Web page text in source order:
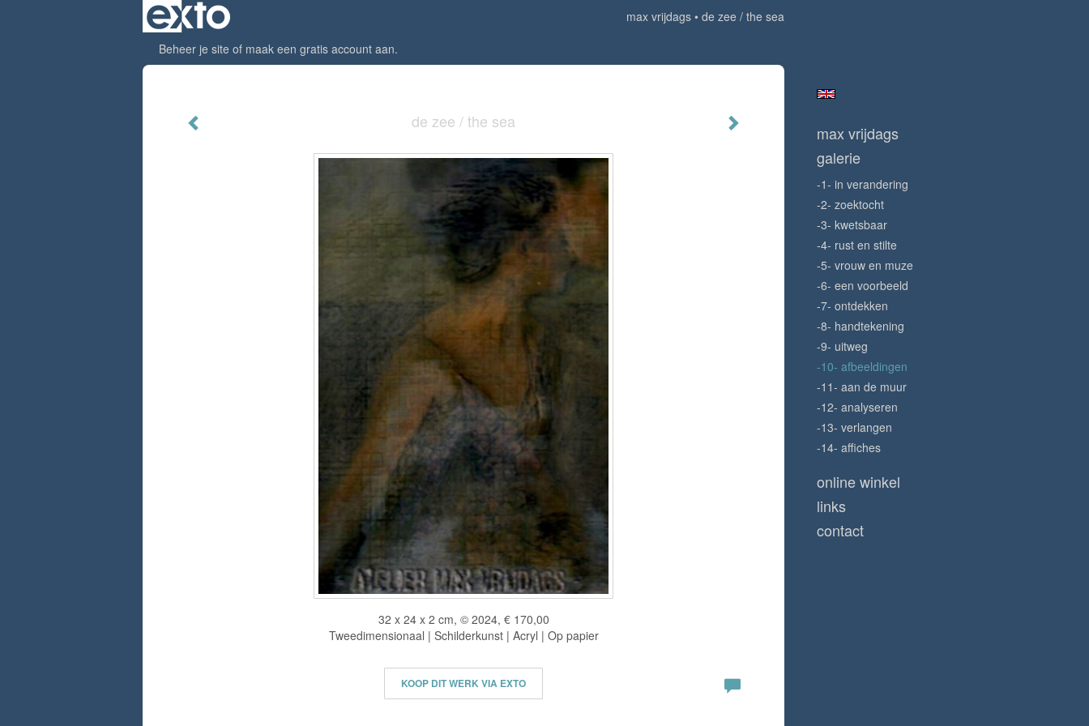
max vrijdags
de zee / the sea
Beheer je site of maak een gratis account aan.
de zee / the sea
32 x 24 x 2 cm, © 2024, € 170,00
Tweedimensionaal | Schilderkunst | Acryl | Op papier
KOOP DIT WERK VIA EXTO
max vrijdags
galerie
-1- in verandering
-2- zoektocht
-3- kwetsbaar
-4- rust en stilte
-5- vrouw en muze
-6- een voorbeeld
-7- ontdekken
-8- handtekening
-9- uitweg
-10- afbeeldingen
-11- aan de muur
-12- analyseren
-13- verlangen
-14- affiches
online winkel
links
contact